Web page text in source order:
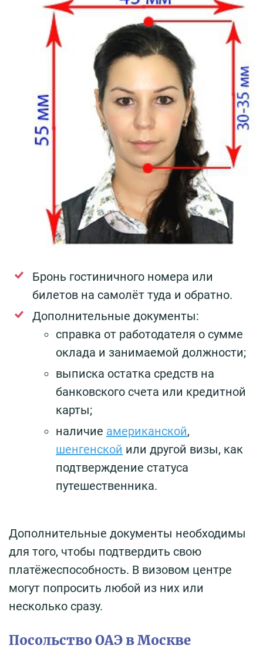
Бронь гостиничного номера или
билетов на самолёт туда и обратно.
Дополнительные документы:
справка от работодателя о сумме
оклада и занимаемой должности;
выписка остатка средств на
банковского счета или кредитной
карты;
наличие американской,
шенгенской или другой визы, как
подтверждение статуса
путешественника.
Дополнительные документы необходимы
для того, чтобы подтвердить свою
платёжеспособность. В визовом центре
могут попросить любой из них или
несколько сразу.
Посольство ОАЭ в Москве